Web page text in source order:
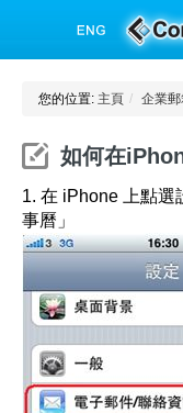
您的位置: 主頁 / 企業郵
如何在
1. 在 iPhone 上點選
事曆」